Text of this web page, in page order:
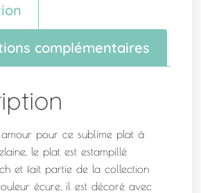
complémentaires
pour ce sublime plat à
le plat est estampillé
et fait partie de la collection
écure, il est décoré avec